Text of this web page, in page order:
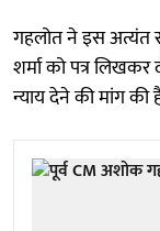
गहलोत ने इस अत्यंत
शर्मा को पत्र लिखकर
न्याय देने की मांग की